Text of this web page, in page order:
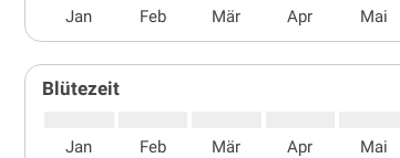
Jan Feb Mär Apr Mai
Blütezeit
Jan Feb Mär Apr Mai